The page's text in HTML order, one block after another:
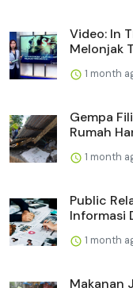
Video: In
Melonjak
1 month
Gempa
Rumah
1 month
Public
Informasi
1 month
Makanan